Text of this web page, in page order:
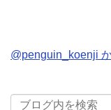
@penguin_koenji